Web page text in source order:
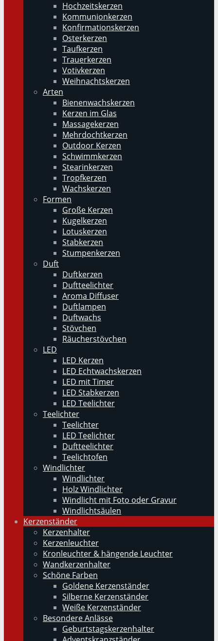
Hochzeitskerzen
Kommunionkerzen
Konfirmationskerzen
Osterkerzen
Taufkerzen
Trauerkerzen
Votivkerzen
Weihnachtskerzen
Arten
Bienenwachskerzen
Kerzen im Glas
Massagekerzen
Mehrdochtkerzen
Outdoor Kerzen
Schwimmkerzen
Stearinkerzen
Tropfkerzen
Wachskerzen
Formen
Große Kerzen
Kugelkerzen
Lotuskerzen
Stabkerzen
Stumpenkerzen
Duft
Duftkerzen
Duftteelichter
Aroma Diffuser
Duftlampen
Duftwachs
Stövchen
Räucherstövchen
LED
LED Kerzen
LED Echtwachskerzen
LED mit Timer
LED Stabkerzen
LED Teelichter
Teelichter
Teelichter
LED Teelichter
Duftteelichter
Teelichtofen
Windlichter
Windlichter
Holz Windlichter
Windlicht mit Foto oder Gravur
Windlichtsäulen
Kerzenständer
Kerzenhalter
Kerzenleuchter
Kronleuchter & hängende Leuchter
Wandkerzenhalter
Schöne Farben
Goldene Kerzenständer
Silberne Kerzenständer
Weiße Kerzenständer
Besondere Anlässe
Geburtstagskerzenhalter